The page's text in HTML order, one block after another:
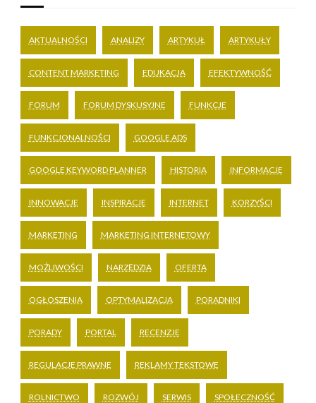
AKTUALNOŚCI ANALIZY ARTYKUŁ ARTYKUŁY
CONTENT MARKETING EDUKACJA EFEKTYWNOŚĆ
FORUM FORUM DYSKUSYJNE FUNKCJE
FUNKCJONALNOŚCI GOOGLE ADS
GOOGLE KEYWORD PLANNER HISTORIA INFORMACJE
INNOWACJE INSPIRACJE INTERNET KORZYŚCI
MARKETING MARKETING INTERNETOWY
MOŻLIWOŚCI NARZĘDZIA OFERTA
OGŁOSZENIA OPTYMALIZACJA PORADNIKI
PORADY PORTAL RECENZJE
REGULACJE PRAWNE REKLAMY TEKSTOWE
ROLNICTWO ROZWÓJ SERWIS SPOŁECZNOŚĆ